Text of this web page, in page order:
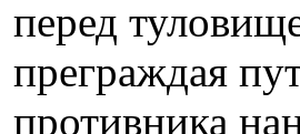
перед
преграждая
противника